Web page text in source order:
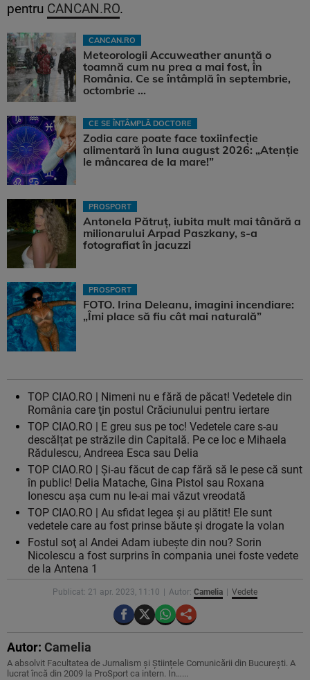
pentru CANCAN.RO.
CANCAN.RO
Meteorologii Accuweather anunță o
toamnă cum nu prea a mai fost, în
România. Ce se întâmplă în septembrie,
octombrie ...
CE SE ÎNTÂMPLĂ DOCTORE
Zodia care poate face toxiinfecție
alimentară în luna august 2026: „Atenție
le mâncarea de la mare!”
PROSPORT
Antonela Pătruț, iubita mult mai tânără a
milionarului Arpad Paszkany, s-a
fotografiat în jacuzzi
PROSPORT
FOTO. Irina Deleanu, imagini incendiare:
„Îmi place să fiu cât mai naturală”
TOP CIAO.RO | Nimeni nu e fără de păcat! Vedetele din
România care ţin postul Crăciunului pentru iertare
TOP CIAO.RO | E greu sus pe toc! Vedetele care s-au
descălțat pe străzile din Capitală. Pe ce loc e Mihaela
Rădulescu, Andreea Esca sau Delia
TOP CIAO.RO | Şi-au făcut de cap fără să le pese că sunt
în public! Delia Matache, Gina Pistol sau Roxana
Ionescu aşa cum nu le-ai mai văzut vreodată
TOP CIAO.RO | Au sfidat legea şi au plătit! Ele sunt
vedetele care au fost prinse băute și drogate la volan
Fostul soţ al Andei Adam iubeşte din nou? Sorin
Nicolescu a fost surprins în compania unei foste vedete
de la Antena 1
Publicat: 21 apr. 2023, 11:10 Autor: Camelia Vedete
Autor: Camelia
A absolvit Facultatea de Jurnalism și Științele Comunicării din București. A
lucrat încă din 2009 la ProSport ca intern. In…...